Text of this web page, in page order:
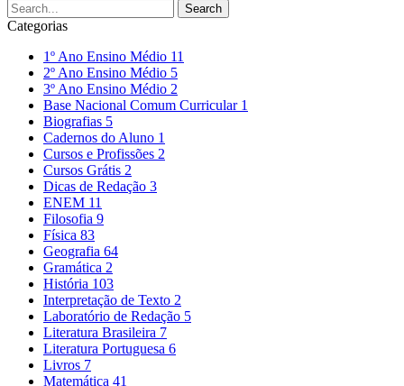
Categorias
1º Ano Ensino Médio 11
2º Ano Ensino Médio 5
3º Ano Ensino Médio 2
Base Nacional Comum Curricular 1
Biografias 5
Cadernos do Aluno 1
Cursos e Profissões 2
Cursos Grátis 2
Dicas de Redação 3
ENEM 11
Filosofia 9
Física 83
Geografia 64
Gramática 2
História 103
Interpretação de Texto 2
Laboratório de Redação 5
Literatura Brasileira 7
Literatura Portuguesa 6
Livros 7
Matemática 41